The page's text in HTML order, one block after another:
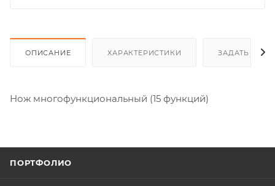
ОПИСАНИЕ ХАРАКТЕРИСТИКИ ЗАДАТЬ
Нож многофункциональный (15 функций)
ПОРТФОЛИО